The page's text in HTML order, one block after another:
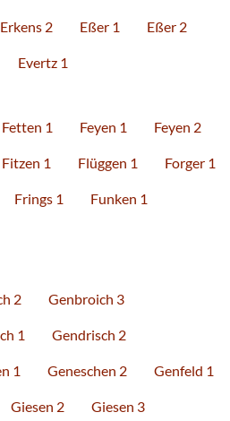
Erkens 2 Eßer 1 Eßer 2
Evertz 1
Fetten 1 Feyen 1 Feyen 2
Fitzen 1 Flüggen 1 Forger 1
Frings 1 Funken 1
2 Genbroich 3
1 Gendrisch 2
1 Geneschen 2 Genfeld 1
Giesen 2 Giesen 3